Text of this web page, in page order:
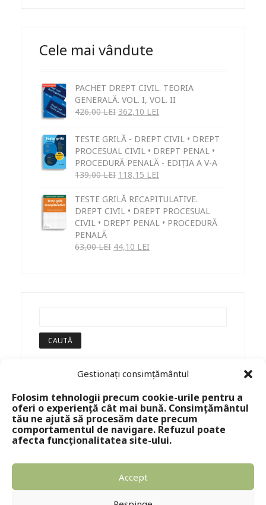
Gestionați consimțământul
Folosim tehnologii precum cookie-urile pentru a
oferi o experiență cât mai bună. Consimțământul
tău ne ajută să procesăm date precum
comportamentul de navigare. Refuzul poate
afecta funcționalitatea site-ului.
Accept
Cele mai vândute
PACHET DREPT CIVIL. TEORIA
GENERALĂ. VOL. I, VOL. II
426,00LEI 362,10 LEI
TESTE GRILĂ - DREPT CIVIL • DREPT
PROCESUAL CIVIL • DREPT PENAL •
PROCEDURĂ PENALĂ - EDIȚIA A V-A
139,00LEI 118,15 LEI
TESTE GRILĂ RECAPITULATIVE.
DREPT CIVIL • DREPT PROCESUAL
CIVIL • DREPT PENAL • PROCEDURĂ
PENALĂ
63,00LEI 44,10 LEI